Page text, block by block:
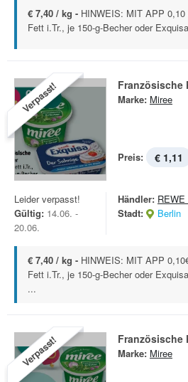
€ 7,40 / kg - HINWEIS: MIT APP
Fett i.Tr., je 150-g-Becher oder
Verpasst! Französische
Marke: Miree
Preis: € 1,11
Leider verpasst!
Gültig: 14.06. -
20.06.
Händler: REWE
Stadt:
Berlin
€ 7,40 / kg - HINWEIS: MIT APP
Fett i.Tr., je 150-g-Becher oder
...
Verpasst! Französische
Marke: Miree